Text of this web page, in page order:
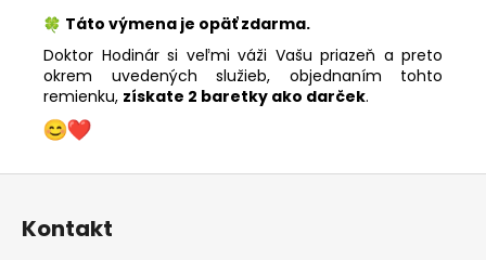
Táto výmena je opäť zdarma.
Doktor Hodinár si veľmi váži Vašu priazeň a preto
okrem uvedených služieb, objednaním tohto
remienku, získate 2 baretky ako darček.
Z
Kontakt